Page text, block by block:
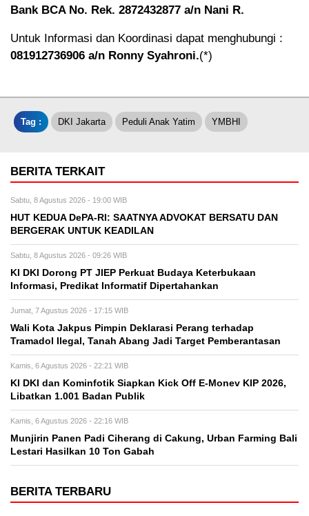
Bank BCA No. Rek. 2872432877 a/n Nani R.
Untuk Informasi dan Koordinasi dapat menghubungi :
081912736906 a/n Ronny Syahroni.(*)
Tag : DKI Jakarta Peduli Anak Yatim YMBHI
BERITA TERKAIT
Sabtu, 8 Agustus 2026 - 19:00 WIB
HUT KEDUA DePA-RI: SAATNYA ADVOKAT BERSATU DAN
BERGERAK UNTUK KEADILAN
Sabtu, 8 Agustus 2026 - 09:26 WIB
KI DKI Dorong PT JIEP Perkuat Budaya Keterbukaan
Informasi, Predikat Informatif Dipertahankan
Jumat, 7 Agustus 2026 - 17:15 WIB
Wali Kota Jakpus Pimpin Deklarasi Perang terhadap
Tramadol Ilegal, Tanah Abang Jadi Target Pemberantasan
Kamis, 6 Agustus 2026 - 22:21 WIB
KI DKI dan Kominfotik Siapkan Kick Off E-Monev KIP 2026,
Libatkan 1.001 Badan Publik
Kamis, 6 Agustus 2026 - 22:16 WIB
Munjirin Panen Padi Ciherang di Cakung, Urban Farming Bali
Lestari Hasilkan 10 Ton Gabah
BERITA TERBARU